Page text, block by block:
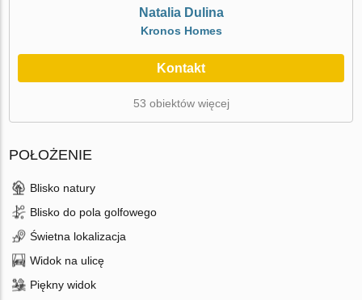
Natalia Dulina
Kronos Homes
Kontakt
53 obiektów więcej
POŁOŻENIE
Blisko natury
Blisko do pola golfowego
Świetna lokalizacja
Widok na ulicę
Piękny widok